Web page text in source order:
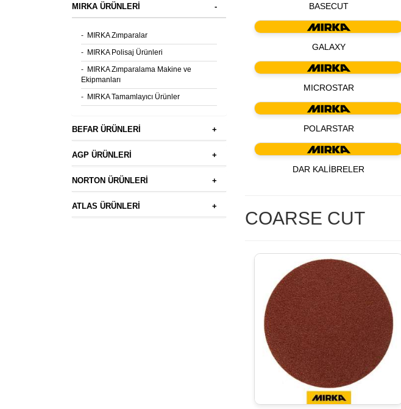
-
MIRKA ÜRÜNLERİ
- MIRKA Zımparalar
- MIRKA Polisaj Ürünleri
- MIRKA Zımparalama Makine ve
Ekipmanları
- MIRKA Tamamlayıcı Ürünler
+
BEFAR ÜRÜNLERİ
+
AGP ÜRÜNLERİ
+
NORTON ÜRÜNLERİ
+
ATLAS ÜRÜNLERİ
BASECUT
GALAXY
MICROSTAR
POLARSTAR
DAR KALİBRELER
COARSE CUT